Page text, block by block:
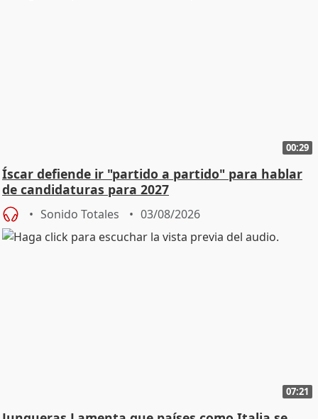
00:29
Íscar defiende ir "partido a partido" para hablar
de candidaturas para 2027
Sonido Totales 03/08/2026
07:21